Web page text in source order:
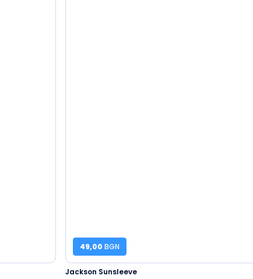
49,00 BGN
Jackson Sunsleeve